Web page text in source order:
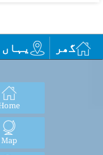
گھر یہاں
Home
Map